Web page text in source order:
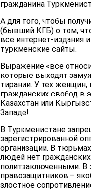
гражданина
А для того, чтобы
(бывший КГБ) о том,
все интернет-издания
туркменские сайты.
Выражение «все
которые выходят
тирании. У тех
гражданских свобод в
Казахстан или
Западе!
В Туркменистане
зарегистрированной
организации. В
людей нет
политзаключенными. В
правозащитников –
злостное